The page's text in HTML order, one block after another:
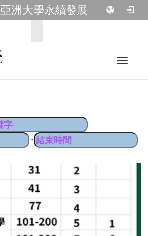
亞洲大學永續發展
Toggle
~